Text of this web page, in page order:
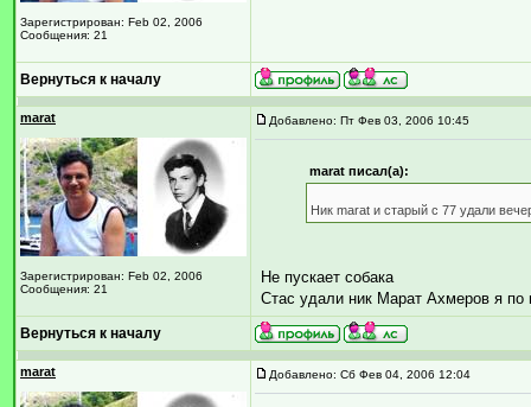
Зарегистрирован: Feb 02, 2006
Сообщения: 21
Вернуться к началу
marat
Зарегистрирован: Feb 02, 2006
Сообщения: 21
Добавлено: Пт Фев 03, 2006 10:45
marat писал(а):
Ник marat и старый с 77 удали
Не пускает собака
Стас удали ник Марат Ахмеров я по
Вернуться к началу
marat Добавлено: Сб Фев 04, 2006 12:04